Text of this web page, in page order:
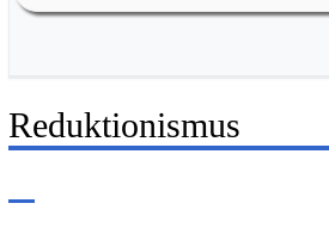
Reduktionismus